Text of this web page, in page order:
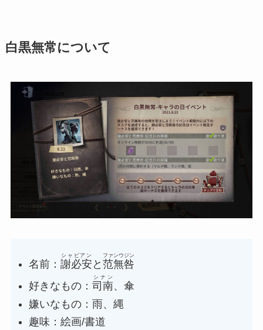
白黒無常について
名前：謝必安
シャビアン
と范無咎
ファンウジン
好きなもの：司南
シナン
、傘
嫌いなもの：雨、縄
趣味：絵画/書道